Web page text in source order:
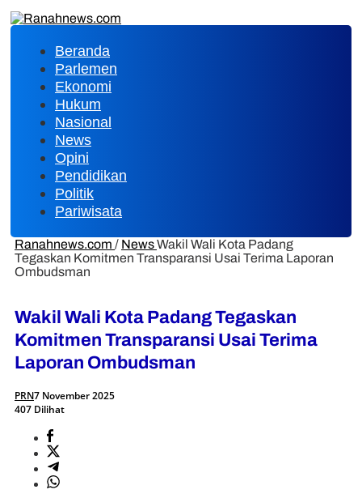
Beranda
Parlemen
Ekonomi
Hukum
Nasional
News
Opini
Pendidikan
Politik
Pariwisata
Ranahnews.com / NewsWakil Wali Kota Padang
Tegaskan Komitmen Transparansi Usai Terima Laporan
Ombudsman
Wakil Wali Kota Padang Tegaskan
Komitmen Transparansi Usai Terima
Laporan Ombudsman
PRN7 November 2025
407 Dilihat